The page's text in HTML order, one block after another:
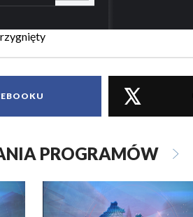
PROGRAMÓW